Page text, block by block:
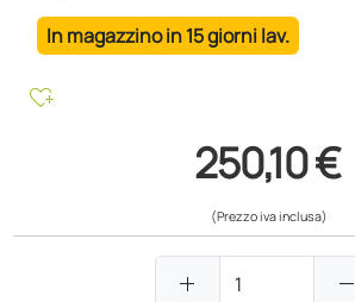
In magazzino in 15 giorni lav.
heart_plus
250,10 €
(Prezzo iva inclusa)
add remove